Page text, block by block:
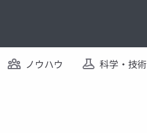
ノウハウ 科学・技術